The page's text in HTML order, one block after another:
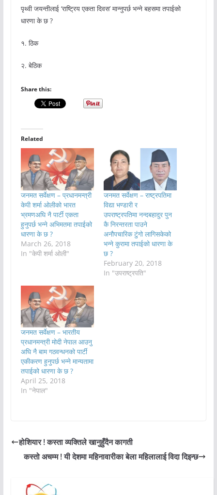
पृथ्वी जयन्तीलाई ‘राष्ट्रिय एकता दिवस’ मान्नुपर्छ भन्ने बहसमा तपाईको
धारणा के छ ?
१. ठिक
२. बेठिक
Share this:
Related
जनमत सर्वेक्षण – प्रधानमन्त्री
केपी शर्मा ओलीको भारत
भ्रमणअघि नै पार्टी एकता
हुनुपर्छ भन्ने अभिमतमा तपाईको
धारणा के छ ?
March 26, 2018
In "केपी शर्मा ओली"
जनमत सर्वेक्षण – राष्ट्रपतिमा
विद्या भण्डारी र
उपराष्ट्रपतिमा नन्दबहादुर पुन
कै निरन्तरता पाउने
अनौपचारिक टुंगो लागिसकेको
भन्ने कुरामा तपाईको धारणा के
छ ?
February 20, 2018
In "उपराष्ट्रपति"
जनमत सर्वेक्षण – भारतीय
प्रधानमन्त्री मोदी नेपाल आउनु
अघि नै बाम गठवन्धनको पार्टी
एकीकरण हुनुपर्छ भन्ने मान्यतामा
तपाईको धारणा के छ ?
April 25, 2018
In "नेपाल"
होशियार ! कस्ता व्यक्तिले खानुहुँदैन कागती
कस्तो अचम्म ! यी देशमा महिनावारीका बेला महिलालाई विदा दिइन्छ